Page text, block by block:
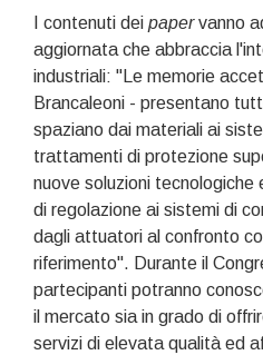
I contenuti dei papervanno
aggiornata che abbraccia
industriali: "Le memorie
Brancaleoni - presentano
spaziano dai materiali ai
trattamenti di protezione
nuove soluzioni
di regolazione ai sistemi di
dagli attuatori al confronto
riferimento". Durante il
partecipanti potranno
il mercato sia in grado di
servizi di elevata qualità ed